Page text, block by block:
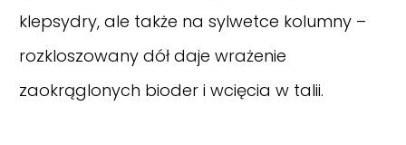
klepsydry, ale także na sylwetce kolumny –
rozkloszowany dół daje wrażenie
zaokrąglonych bioder i wcięcia w talii.